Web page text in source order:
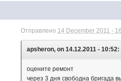
Отправлено 14 December 2011 -
apsheron, on 14.12.2011 - 10:52:
оцените ремонт
через 3 дня свободна бригада